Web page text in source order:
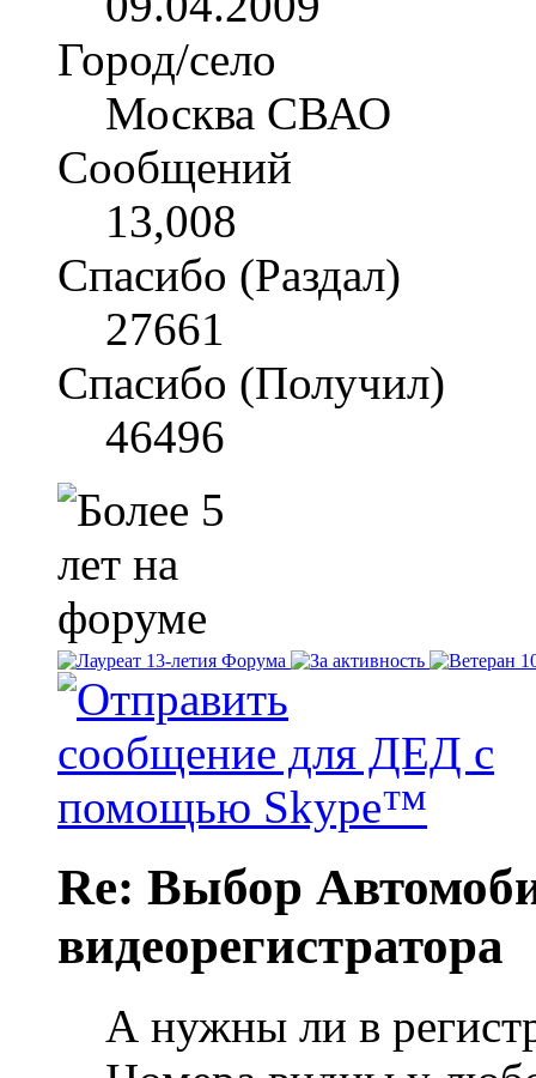
Город/село
Москва СВАО
Сообщений
13,008
Спасибо (Раздал)
27661
Спасибо (Получил)
46496
Re: Выбор
видеорегистратора
А нужны ли в